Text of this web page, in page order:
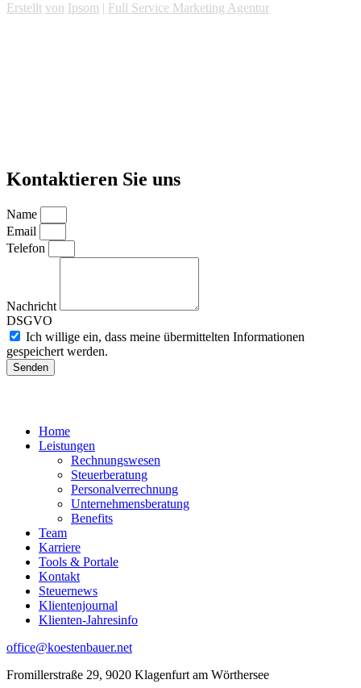
Erstellt von Ipsom | Full Service Marketing Agentur
Kontaktieren Sie uns
Name
Email
Telefon
Nachricht
DSGVO
Ich willige ein, dass meine übermittelten Informationen
gespeichert werden.
Senden
Home
Leistungen
Rechnungswesen
Steuerberatung
Personalverrechnung
Unternehmensberatung
Benefits
Team
Karriere
Tools & Portale
Kontakt
Steuernews
Klientenjournal
Klienten-Jahresinfo
office@koestenbauer.net
Fromillerstraße 29, 9020 Klagenfurt am Wörthersee